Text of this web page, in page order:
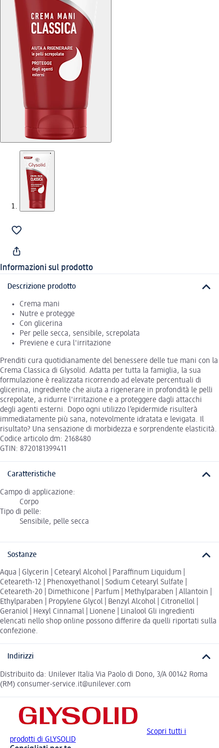
Informazioni sul prodotto
Descrizione prodotto
Crema mani
Nutre e protegge
Con glicerina
Per pelle secca, sensibile, screpolata
Previene e cura l'irritazione
Prenditi cura quotidianamente del benessere delle tue mani con la
Crema Classica di Glysolid. Adatta per tutta la famiglia, la sua
formulazione è realizzata ricorrendo ad elevate percentuali di
glicerina, ingrediente che aiuta a rigenerare in profondità le pelli
screpolate, a ridurre l'irritazione e a proteggere dagli attacchi
degli agenti esterni. Dopo ogni utilizzo l’epidermide risulterà
immediatamente più sana, notevolmente idratata e levigata. Il
risultato? Una sensazione di morbidezza e sorprendente elasticità.
Codice articolo dm: 2168480
GTIN: 8720181399411
Caratteristiche
Campo di applicazione:
Corpo
Tipo di pelle:
Sensibile, pelle secca
Sostanze
Aqua | Glycerin | Cetearyl Alcohol | Paraffinum Liquidum |
Ceteareth-12 | Phenoxyethanol | Sodium Cetearyl Sulfate |
Ceteareth-20 | Dimethicone | Parfum | Methylparaben | Allantoin |
Ethylparaben | Propylene Glycol | Benzyl Alcohol | Citronellol |
Geraniol | Hexyl Cinnamal | Lionene | Linalool Gli ingredienti
elencati nello shop online possono differire da quelli riportati sulla
confezione.
Indirizzi
Distribuito da: Unilever Italia Via Paolo di Dono, 3/A 00142 Roma
(RM) consumer-service.it@unilever.com
Scopri tutti i
prodotti di GLYSOLID